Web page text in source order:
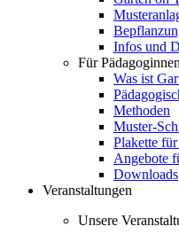
Infos und
Für
Was ist
Methoden
Muster-
Plakette
Angebote
Downloads
Veranstaltungen
Unsere